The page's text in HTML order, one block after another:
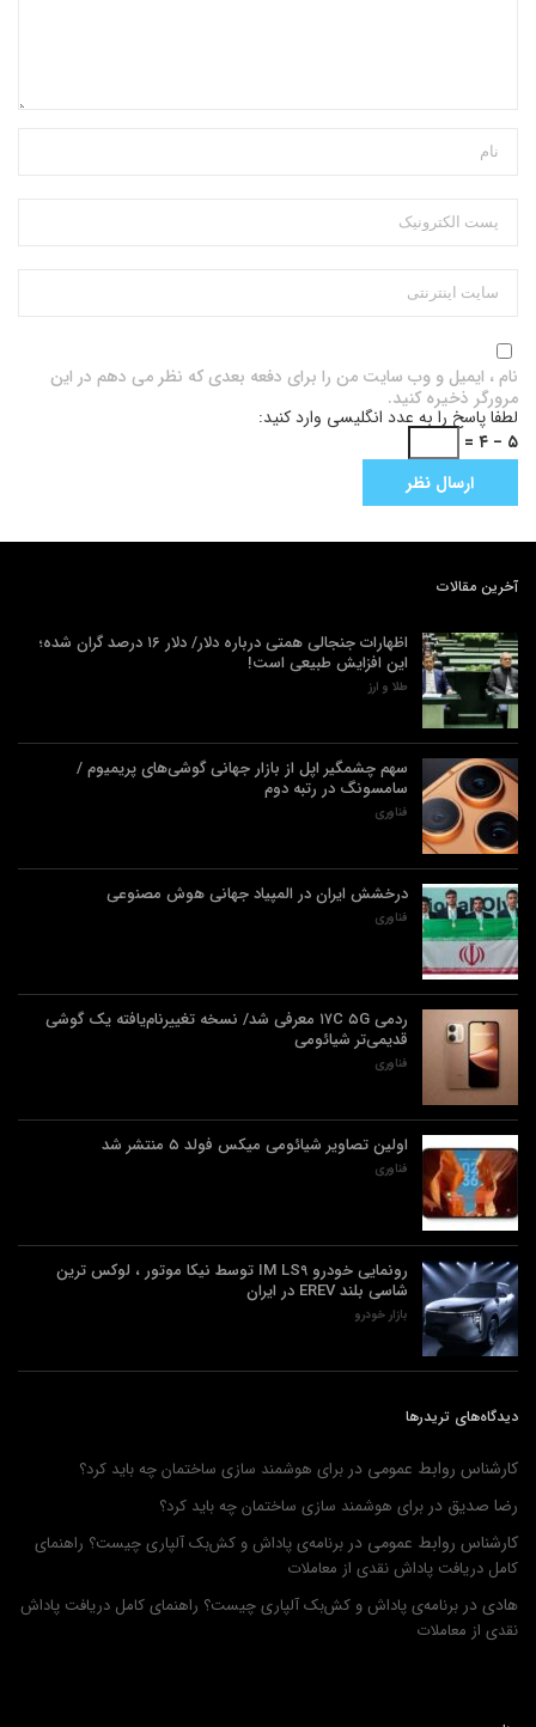
نام ، ایمیل و وب سایت من را برای دفعه بعدی که نظر می دهم در این
مرورگر ذخیره کنید.
لطفا پاسخ را به عدد انگلیسی وارد کنید:
۵ − ۴ =
آخرین مقالات
اظهارات جنجالی همتی درباره دلار/ دلار ۱۶ درصد گران شده؛
این افزایش طبیعی است!
طلا و ارز
سهم چشمگیر اپل از بازار جهانی گوشی‌های پریمیوم /
سامسونگ در رتبه دوم
فناوری
درخشش ایران در المپیاد جهانی هوش مصنوعی
فناوری
ردمی ۱۷C ۵G معرفی شد/ نسخه تغییرنام‌یافته یک گوشی
قدیمی‌تر شیائومی
فناوری
اولین تصاویر شیائومی میکس فولد ۵ منتشر شد
فناوری
رونمایی خودرو IM LS9 توسط نیکا موتور ، لوکس ترین
شاسی بلند EREV در ایران
بازار خودرو
دیدگاه‌های تریدرها
کارشناس روابط عمومی در برای هوشمند سازی ساختمان چه باید کرد؟
رضا صدیق در برای هوشمند سازی ساختمان چه باید کرد؟
کارشناس روابط عمومی در برنامه‌ی پاداش و کش‌بک آلپاری چیست؟ راهنمای
کامل دریافت پاداش نقدی از معاملات
هادی در برنامه‌ی پاداش و کش‌بک آلپاری چیست؟ راهنمای کامل دریافت پاداش
نقدی از معاملات